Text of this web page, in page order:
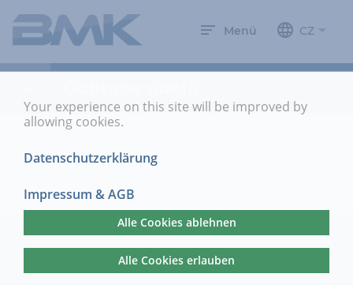
Your experience on this site will be improved by
allowing cookies.
Alle Cookies ablehnen
Datenschutzerklärung
Impressum & AGB
Alle Cookies erlauben
CZ
Menü